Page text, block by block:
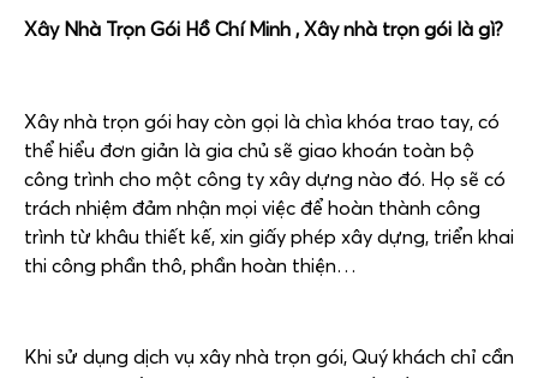
Xây Nhà Trọn Gói Hồ Chí Minh , Xây nhà trọn gói là gì?
Xây nhà trọn gói hay còn gọi là chìa khóa trao tay, có
thể hiểu đơn giản là gia chủ sẽ giao khoán toàn bộ
công trình cho một công ty xây dựng nào đó. Họ sẽ có
trách nhiệm đảm nhận mọi việc để hoàn thành công
trình từ khâu thiết kế, xin giấy phép xây dựng, triển khai
thi công phần thô, phần hoàn thiện…
Khi sử dụng dịch vụ xây nhà trọn gói, Quý khách chỉ cần